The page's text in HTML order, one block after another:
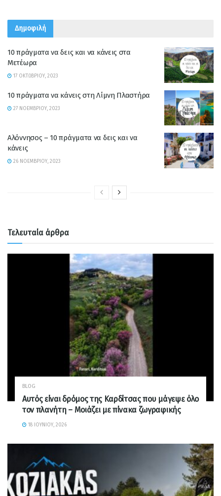
Δημοφιλή
10 πράγματα να δεις και να κάνεις στα
Μετέωρα
17 ΟΚΤΩΒΡΊΟΥ, 2023
10 πράγματα να κάνεις στη Λίμνη Πλαστήρα
27 ΝΟΕΜΒΡΊΟΥ, 2023
Αλόννησος – 10 πράγματα να δεις και να
κάνεις
26 ΝΟΕΜΒΡΊΟΥ, 2023
Τελευταία άρθρα
BLOG
Αυτός είναι δρόμος της Καρδίτσας που μάγεψε όλο
τον πλανήτη – Μοιάζει με πίνακα ζωγραφικής
18 ΙΟΥΝΊΟΥ, 2026